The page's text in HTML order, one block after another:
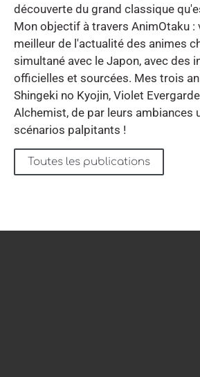
découverte du grand classique
Mon objectif à travers AnimOtaku :
meilleur de l'actualité des animes
simultané avec le Japon, avec des
officielles et sourcées. Mes trois
Shingeki no Kyojin, Violet
Alchemist, de par leurs ambiances
scénarios palpitants !
Toutes les publications